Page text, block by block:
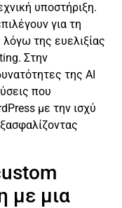
υποστήριξη.
για τη
της ευελιξίας
Στην
της AI
που
με την ισχύ
με μια